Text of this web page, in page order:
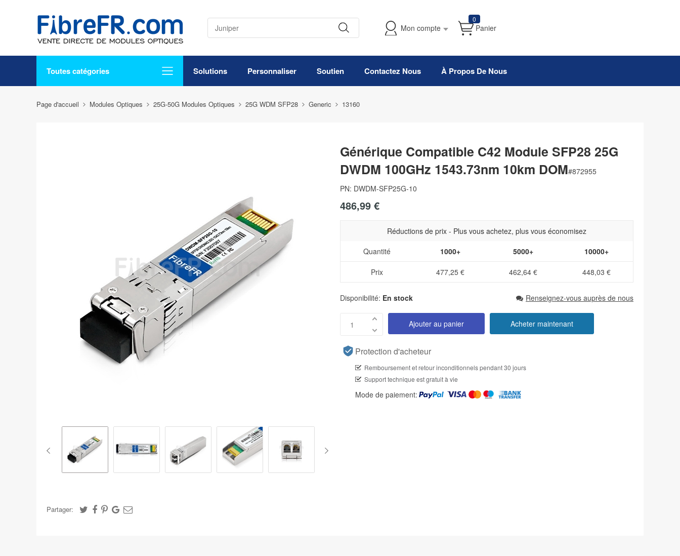
Mon compte
0
Panier
Toutes catégories Solutions Personnaliser Soutien Contactez Nous À Propos De Nous
Page d'accueil Modules Optiques 25G-50G Modules Optiques 25G WDM SFP28 Generic 13160
Partager:
Générique Compatible C42 Module SFP28 25G
DWDM 100GHz 1543.73nm 10km DOM#872955
PN: DWDM-SFP25G-10
486,99 €
Réductions de prix - Plus vous achetez, plus vous économisez
Quantité
1000+ 5000+ 10000+
Prix 477,25 € 462,64 € 448,03 €
Disponibilité: En stock Renseignez-vous auprès de nous
Ajouter au panier Acheter maintenant
Protection d'acheteur
Remboursement et retour inconditionnels pendant 30 jours
Support technique est gratuit à vie
Mode de paiement: